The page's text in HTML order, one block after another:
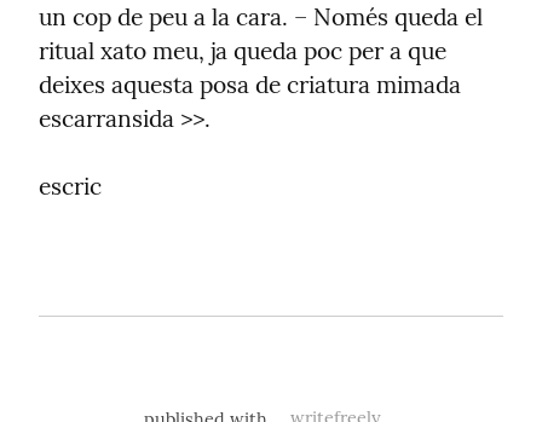
un cop de peu a la cara. – Només queda el
ritual xato meu, ja queda poc per a que
deixes aquesta posa de criatura mimada
escarransida >>.
escric